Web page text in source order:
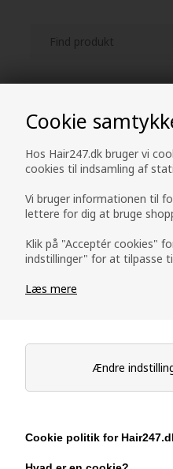
Cookie
Hos Hair247.dk bruger vi
cookies til indsamling af
Vi bruger informationen til
lettere for dig at bruge
Klik på "Acceptér cookies"
indstillinger" for at tilpasse
Læs mere
Ændre
Cookie politik for
1-2 hverdage